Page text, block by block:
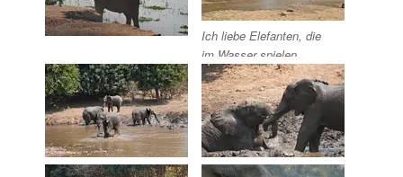
Ich liebe Elefanten, die
im Wasser spielen